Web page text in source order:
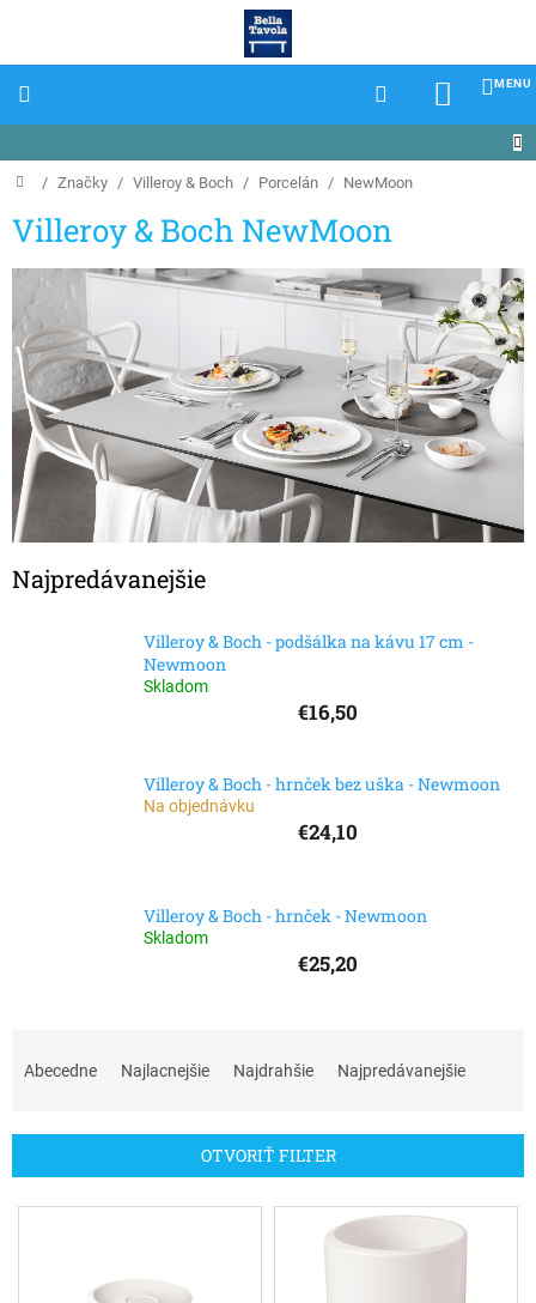
Domov
/ Značky / Villeroy & Boch / Porcelán / NewMoon
Villeroy & Boch NewMoon
Najpredávanejšie
Villeroy & Boch - podšálka na kávu 17 cm -
Newmoon
Skladom
€16,50
Villeroy & Boch - hrnček bez uška - Newmoon
Na objednávku
€24,10
Villeroy & Boch - hrnček - Newmoon
Skladom
€25,20
i
e
Abecedne Najlacnejšie Najdrahšie Najpredávanejšie
OTVORIŤ FILTER
V